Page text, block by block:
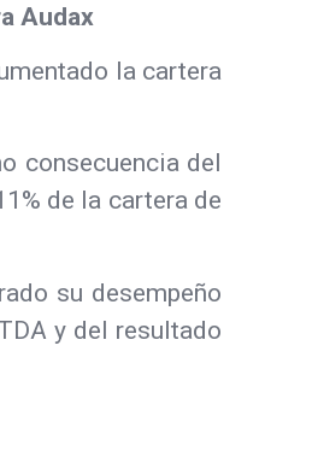
Audax
la cartera
consecuencia del
de la cartera de
su desempeño
y del resultado